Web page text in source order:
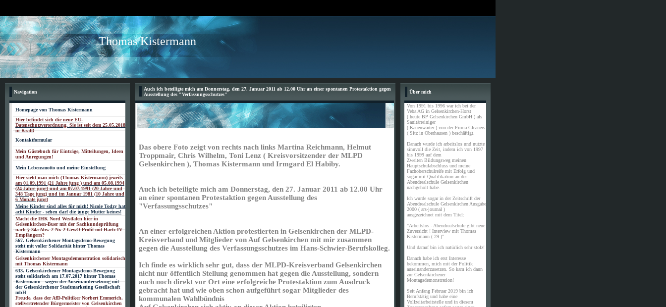
Thomas Kistermann
Navigation
Homepage von Thomas Kistermann
Hier befindet sich die neue EU-
Datenschutzverordnung. Sie ist seit dem 25.05.2018
in Kraft!
Kontaktformular
Mein Gästebuch für Einträge, Mitteilungen, Ideen
und Anregungen!
Mein Lebensmotto und meine Einstellung
Hier sieht man mich (Thomas Kistermann) jeweils
am 01.09.1991 (21 Jahre jung ) und am 05.08.1994
(24 Jahre jung) und am 07.07.1991 (20 Jahre und
348 Tage jung) und im Januar 1981 (10 Jahre und
6 Monate jung)
Meine Kinder sind alles für mich! Nicole Todzy hat
acht Kinder - sehen darf die junge Mutter keines!
Macht die IHK Nord Westfalen hier in
Gelsenkirchen-Buer mit der Sachkundeprüfung
nach § 34a Abs. 2 Nr. 2 GewO Profit mit Hartz-IV-
Empfängern?
567. Gelsenkirchener Montagsdemo-Bewegung
steht mit voller Solidarität hinter Thomas
Kistermann
Gelsenkirchener Montagsdemonstration solidarisch
mit Thomas Kistermann
633. Gelsenkirchener Montagsdemo-Bewegung
steht solidarisch am 17.07.2017 hinter Thomas
Kistermann - wegen der Auseinandersetzung mit
der Gelsenkirchener Stadtmarketing Gesellschaft
mbH
Freude, dass der AfD-Politiker Norbert Emmerich,
stellvertretender Bürgermeister von Gelsenkirchen
Auch ich beteiligte mich am Donnerstag, den 27. Januar 2011 ab 12.00 Uhr an einer spontanen Protestaktion gegen
Ausstellung des "Verfassungsschutzes"
Das obere Foto zeigt von rechts nach links Martina Reichmann, Helmut
Troppmair, Chris Wilhelm, Toni Lenz ( Kreisvorsitzender der MLPD
Gelsenkirchen ), Thomas Kistermann und Irmgard El Habiby.
Auch ich beteiligte mich am Donnerstag, den 27. Januar 2011 ab 12.00 Uhr
an einer spontanen Protestaktion gegen Ausstellung des
"Verfassungsschutzes"
An einer erfolgreichen Aktion protestierten in Gelsenkirchen der MLPD-
Kreisverband und Mitglieder von Auf Gelsenkirchen mit mir zusammen
gegen die Ausstellung des Verfassungsschutzes im Hans-Schwier-Berufskolleg.
Ich finde es wirklich sehr gut, dass der MLPD-Kreisverband Gelsenkirchen
nicht nur öffentlich Stellung genommen hat gegen die Ausstellung, sondern
auch noch direkt vor Ort eine erfolgreiche Protestaktion zum Ausdruck
gebracht hat und wie oben schon aufgeführt sogar Mitglieder des
kommunalen Wahlbündnis
Über mich
Von 1991 bis 1996 war ich bei der
Veba AG in Gelsenkirchen-Horst
( heute BP Gelsenkirchen GmbH ) als
Sanitärreiniger
( Kauenwärter ) von der Firma Cleaners
( Sitz in Oberhausen ) beschäftigt.
Danach wurde ich arbeitslos und nutzte
sinnvoll die Zeit, indem ich von 1997
bis 1999 auf dem
Zweiten Bildungsweg meinen
Hauptschulabschluss und meine
Fachoberschulreife mit Erfolg und
sogar mit Qualifikation an der
Abendrealschule Gelsenkirchen
nachgeholt habe.
Ich wurde sogar in der Zeitschrift der
Abendrealschule Gelsenkirchen Ausgabe
2000 ( ars-journal )
ausgezeichnet mit dem Titel:
"Arbeitslos - Abendrealschule gibt neue
Zuversicht ! Interview mit Thomas
Kistermann ( 29 )"
Und darauf bin ich natürlich sehr stolz!
Danach habe ich erst Interesse
bekommen, mich mit der Politik
auseinanderzusetzen. So kam ich dann
zur Gelsenkirchener
Montagsdemonstration!
Seit Anfang Februar 2019 bin ich
Berufstätig und habe eine
Vollzeitarbeitstelle und in diesem